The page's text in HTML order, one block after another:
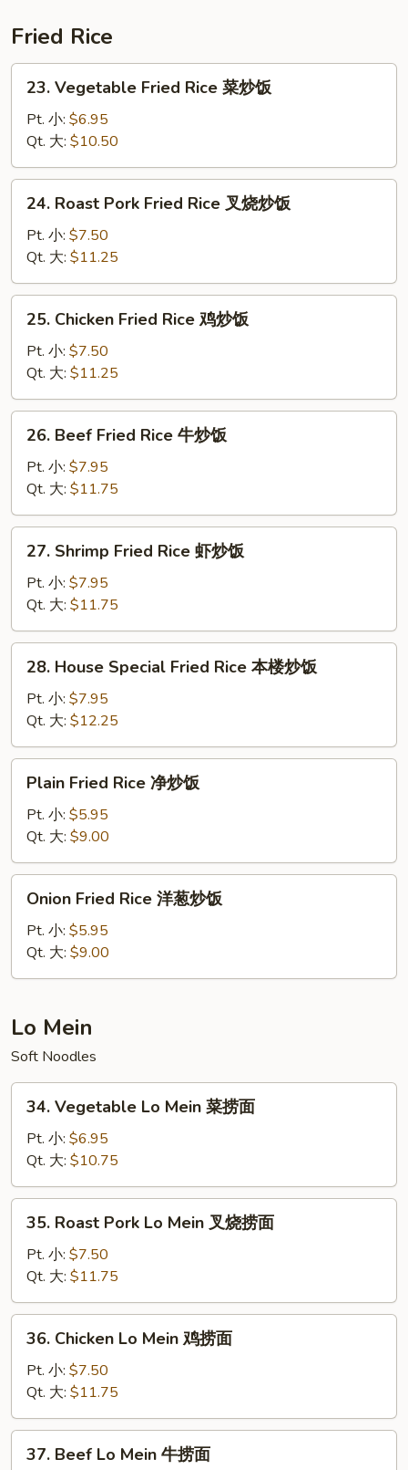
碎
Fried Rice
Vegetable
Fried
Rice
菜
炒
23. Vegetable Fried Rice 菜炒饭
Pt. 小: $6.95
Qt. 大: $10.50
Roast
Pork
Fried
Rice
叉
24. Roast Pork Fried Rice 叉烧炒饭
Pt. 小: $7.50
Qt. 大: $11.25
Chicken
Fried
Rice
鸡
炒
25. Chicken Fried Rice 鸡炒饭
Pt. 小: $7.50
Qt. 大: $11.25
Beef
Fried
Rice
牛
炒
26. Beef Fried Rice 牛炒饭
Pt. 小: $7.95
Qt. 大: $11.75
Shrimp
Fried
Rice
虾
炒
27. Shrimp Fried Rice 虾炒饭
Pt. 小: $7.95
Qt. 大: $11.75
House
Special
Fried
Rice
本
28. House Special Fried Rice 本楼炒饭
Pt. 小: $7.95
Qt. 大: $12.25
Fried
Rice
炒
饭
Plain Fried Rice 净炒饭
Pt. 小: $5.95
Qt. 大: $9.00
Fried
Rice
葱
饭
Onion Fried Rice 洋葱炒饭
Pt. 小: $5.95
Qt. 大: $9.00
Lo Mein
Soft Noodles
Vegetable
Mein
菜
捞
34. Vegetable Lo Mein 菜捞面
Pt. 小: $6.95
Qt. 大: $10.75
Roast
Pork
Lo
Mein
叉
35. Roast Pork Lo Mein 叉烧捞面
Pt. 小: $7.50
Qt. 大: $11.75
Chicken
Mein
鸡
捞
36. Chicken Lo Mein 鸡捞面
Pt. 小: $7.50
Qt. 大: $11.75
Beef
37. Beef Lo Mein 牛捞面